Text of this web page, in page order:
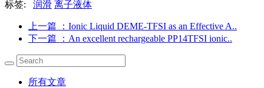
标签: 润滑 离子液体
上一篇
：Ionic Liquid DEME-TFSI as an Effective A..
下一篇
：An excellent rechargeable PP14TFSI ionic..
所有文章